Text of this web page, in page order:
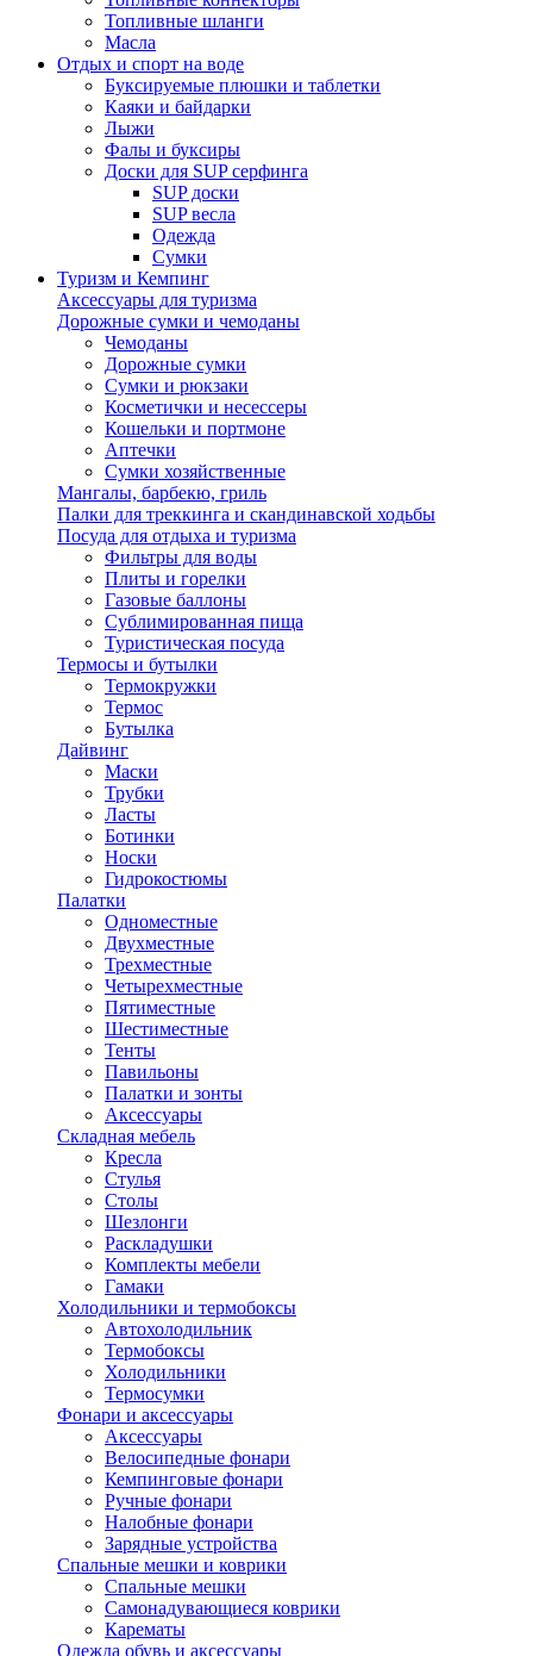
Топливные шланги
Масла
Отдых и спорт на воде
Буксируемые плюшки и таблетки
Каяки и байдарки
Лыжи
Фалы и буксиры
Доски для SUP серфинга
SUP доски
SUP весла
Одежда
Сумки
Туризм и Кемпинг
Аксессуары для туризма
Дорожные сумки и чемоданы
Чемоданы
Дорожные сумки
Сумки и рюкзаки
Косметички и несессеры
Кошельки и портмоне
Аптечки
Сумки хозяйственные
Мангалы, барбекю, гриль
Палки для треккинга и скандинавской ходьбы
Посуда для отдыха и туризма
Фильтры для воды
Плиты и горелки
Газовые баллоны
Сублимированная пища
Туристическая посуда
Термосы и бутылки
Термокружки
Термос
Бутылка
Дайвинг
Маски
Трубки
Ласты
Ботинки
Носки
Гидрокостюмы
Палатки
Одноместные
Двухместные
Трехместные
Четырехместные
Пятиместные
Шестиместные
Тенты
Павильоны
Палатки и зонты
Аксессуары
Складная мебель
Кресла
Стулья
Столы
Шезлонги
Раскладушки
Комплекты мебели
Гамаки
Холодильники и термобоксы
Автохолодильник
Термобоксы
Холодильники
Термосумки
Фонари и аксессуары
Аксессуары
Велосипедные фонари
Кемпинговые фонари
Ручные фонари
Налобные фонари
Зарядные устройства
Спальные мешки и коврики
Спальные мешки
Самонадувающиеся коврики
Карематы
Одежда обувь и аксессуары